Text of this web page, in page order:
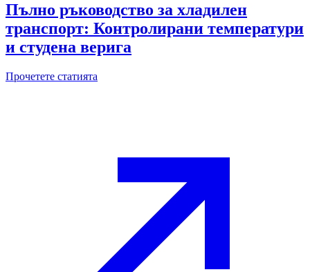
Пълно ръководство за хладилен
транспорт: Контролирани температури
и студена верига
Прочетете статията